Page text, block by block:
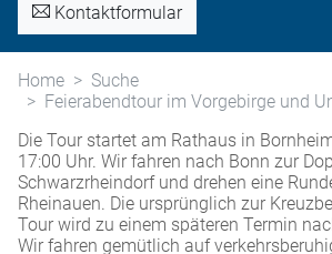
Kontaktformular
Home
Suche
Feierabendtour im Vorgebirge und
Die Tour startet am Rathaus in
17:00 Uhr. Wir fahren nach Bonn zur
Schwarzrheindorf und drehen eine
Rheinauen. Die ursprünglich zur
Tour wird zu einem späteren Termin
Wir fahren gemütlich auf